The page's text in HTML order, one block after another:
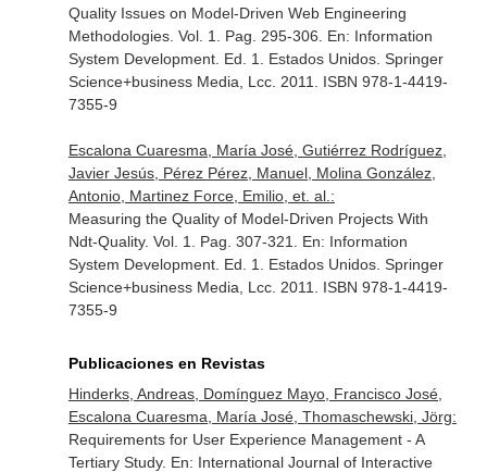
Quality Issues on Model-Driven Web Engineering
Methodologies. Vol. 1. Pag. 295-306. En: Information
System Development. Ed. 1. Estados Unidos. Springer
Science+business Media, Lcc. 2011. ISBN 978-1-4419-
7355-9
Escalona Cuaresma, María José, Gutiérrez Rodríguez,
Javier Jesús, Pérez Pérez, Manuel, Molina González,
Antonio, Martinez Force, Emilio, et. al.:
Measuring the Quality of Model-Driven Projects With
Ndt-Quality. Vol. 1. Pag. 307-321. En: Information
System Development. Ed. 1. Estados Unidos. Springer
Science+business Media, Lcc. 2011. ISBN 978-1-4419-
7355-9
Publicaciones en Revistas
Hinderks, Andreas, Domínguez Mayo, Francisco José,
Escalona Cuaresma, María José, Thomaschewski, Jörg:
Requirements for User Experience Management - A
Tertiary Study. En: International Journal of Interactive